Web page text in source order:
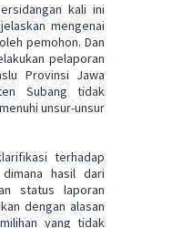
kali ini
mengenai
pemohon. Dan
pelaporan
Provinsi Jawa
Subang tidak
unsur-unsur
terhadap
hasil dari
status laporan
dengan alasan
yang tidak